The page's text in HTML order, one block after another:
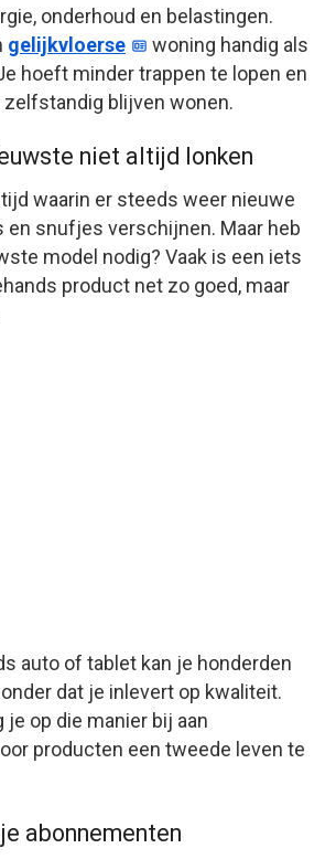
onderhoud en belastingen.
gelijkvloerse
woning handig als
hoeft minder trappen te lopen en
zelfstandig blijven wonen.
niet altijd lonken
waarin er steeds weer nieuwe
en snufjes verschijnen. Maar heb
model nodig? Vaak is een iets
product net zo goed, maar
auto of tablet kan je honderden
dat je inlevert op kwaliteit.
je op die manier bij aan
producten een tweede leven te
abonnementen